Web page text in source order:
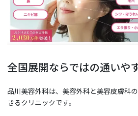
全国展開ならではの通いや
品川美容外科は、美容外科と美容皮膚科
きるクリニックです。